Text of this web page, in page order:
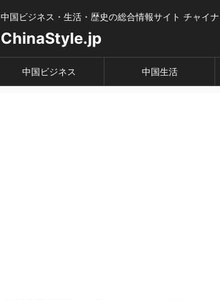
中国ビジネス・生活・歴史の総合情報サイト チャイ
ChinaStyle.jp
中国ビジネス 中国生活